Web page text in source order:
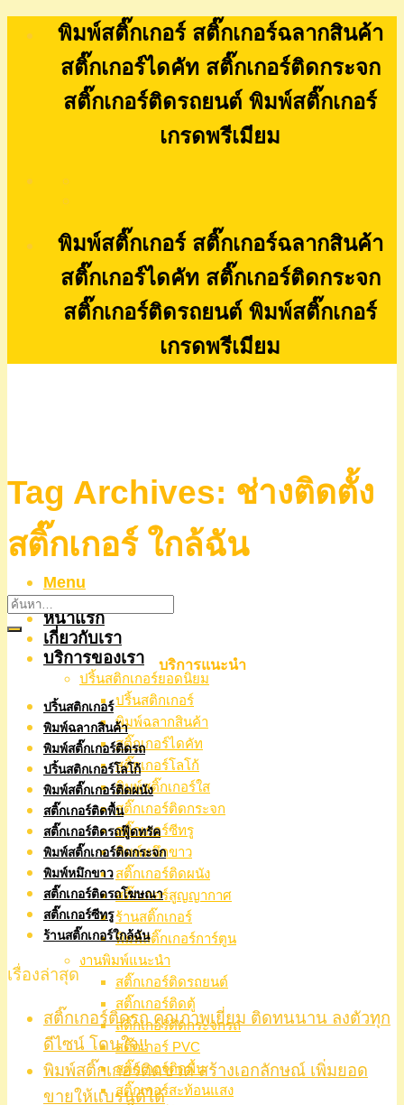
พิมพ์สติ๊กเกอร์ สติ๊กเกอร์ฉลากสินค้า
สติ๊กเกอร์ไดคัท สติ๊กเกอร์ติดกระจก
สติ๊กเกอร์ติดรถยนต์ พิมพ์สติ๊กเกอร์
เกรดพรีเมียม
พิมพ์สติ๊กเกอร์ สติ๊กเกอร์ฉลากสินค้า
สติ๊กเกอร์ไดคัท สติ๊กเกอร์ติดกระจก
สติ๊กเกอร์ติดรถยนต์ พิมพ์สติ๊กเกอร์
เกรดพรีเมียม
Menu
หน้าแรก
เกี่ยวกับเรา
บริการของเรา
ปริ้นสติกเกอร์ยอดนิยม
ปริ้นสติกเกอร์
พิมพ์ฉลากสินค้า
สติ๊กเกอร์ไดคัท
สติ๊กเกอร์โลโก้
พิมพ์สติ๊กเกอร์ใส
สติ๊กเกอร์ติดกระจก
สติ๊กเกอร์ซีทรู
พิมพ์หมึกขาว
สติ๊กเกอร์ติดผนัง
สติ๊กเกอร์สูญญากาศ
ร้านสติ๊กเกอร์
พิมพ์สติ๊กเกอร์การ์ตูน
งานพิมพ์แนะนำ
สติ๊กเกอร์ติดรถยนต์
สติ๊กเกอร์ติดตู้
สติ๊กเกอร์ติดกระจกรถ
สติ๊กเกอร์ PVC
สติ๊กเกอร์ติดพื้น
สติ๊กเกอร์สะท้อนแสง
Tag Archives: ช่างติดตั้ง
สติ๊กเกอร์ ใกล้ฉัน
บริการแนะนำ
ปริ้นสติกเกอร์
พิมพ์ฉลากสินค้า
พิมพ์สติ๊กเกอร์ติดรถ
ปริ้นสติกเกอร์โลโก้
พิมพ์สติ๊กเกอร์ติดผนัง
สติ๊กเกอร์ติดพื้น
สติ๊กเกอร์ติดรถฟู๊ดทรัค
พิมพ์สติ๊กเกอร์ติดกระจก
พิมพ์หมึกขาว
สติ๊กเกอร์ติดรถโฆษณา
สติ๊กเกอร์ซีทรู
ร้านสติ๊กเกอร์ใกล้ฉัน
เรื่องล่าสุด
สติ๊กเกอร์ติดรถ คุณภาพเยี่ยม ติดทนนาน ลงตัวทุก
ดีไซน์ โดนใจ!!
พิมพ์สติ๊กเกอร์ติดขวด สร้างเอกลักษณ์ เพิ่มยอด
ขายให้แบรนด์ได้